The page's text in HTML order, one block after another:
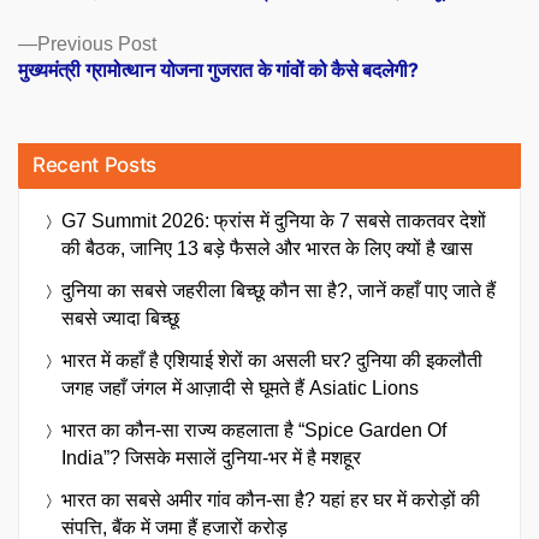
Previous PostPrevious
post:
मुख्यमंत्री ग्रामोत्थान योजना गुजरात के गांवों को कैसे बदलेगी?
Recent Posts
G7 Summit 2026: फ्रांस में दुनिया के 7 सबसे ताकतवर देशों
की बैठक, जानिए 13 बड़े फैसले और भारत के लिए क्यों है खास
दुनिया का सबसे जहरीला बिच्छू कौन सा है?, जानें कहाँ पाए जाते हैं
सबसे ज्यादा बिच्छू
भारत में कहाँ है एशियाई शेरों का असली घर? दुनिया की इकलौती
जगह जहाँ जंगल में आज़ादी से घूमते हैं Asiatic Lions
भारत का कौन-सा राज्य कहलाता है “Spice Garden Of
India”? जिसके मसालें दुनिया-भर में है मशहूर
भारत का सबसे अमीर गांव कौन-सा है? यहां हर घर में करोड़ों की
संपत्ति, बैंक में जमा हैं हजारों करोड़